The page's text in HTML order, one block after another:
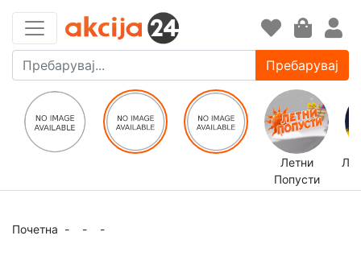
Пребарувај
Летни
Попусти
Почетна - - -